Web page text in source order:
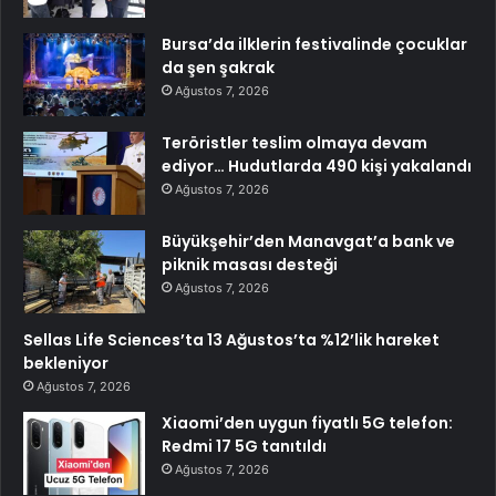
Bursa’da ilklerin festivalinde çocuklar
da şen şakrak
Ağustos 7, 2026
Teröristler teslim olmaya devam
ediyor… Hudutlarda 490 kişi yakalandı
Ağustos 7, 2026
Büyükşehir’den Manavgat’a bank ve
piknik masası desteği
Ağustos 7, 2026
Sellas Life Sciences’ta 13 Ağustos’ta %12’lik hareket
bekleniyor
Ağustos 7, 2026
Xiaomi’den uygun fiyatlı 5G telefon:
Redmi 17 5G tanıtıldı
Ağustos 7, 2026